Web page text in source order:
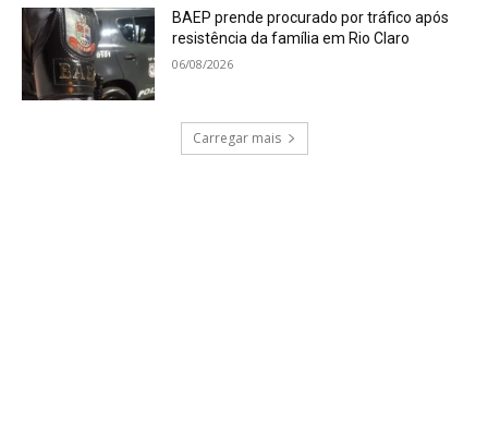
BAEP prende procurado por tráfico após
resistência da família em Rio Claro
06/08/2026
Carregar mais